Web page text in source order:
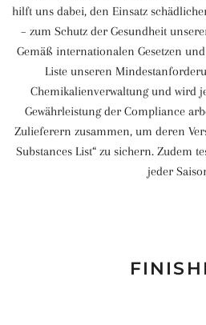
hilft uns dabei, den Einsatz
– zum Schutz der Gesundheit
Gemäß internationalen Gesetzen
Liste unseren
Chemikalienverwaltung und wird
Gewährleistung der Compliance
Zulieferern zusammen, um deren
Substances List“ zu sichern. Zudem
jeder